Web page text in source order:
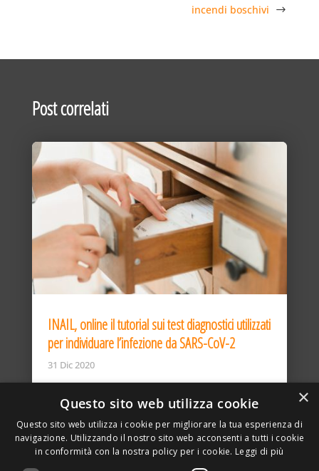
incendi boschivi
Post correlati
INAIL, online il tutorial sui test diagnostici utilizzati
per individuare l’infezione da SARS-CoV-2
31 Dic 2020
×
Questo sito web utilizza cookie
Questo sito web utilizza i cookie per migliorare la tua esperienza di
navigazione. Utilizzando il nostro sito web acconsenti a tutti i cookie
in conformità con la nostra policy per i cookie. Leggi di più